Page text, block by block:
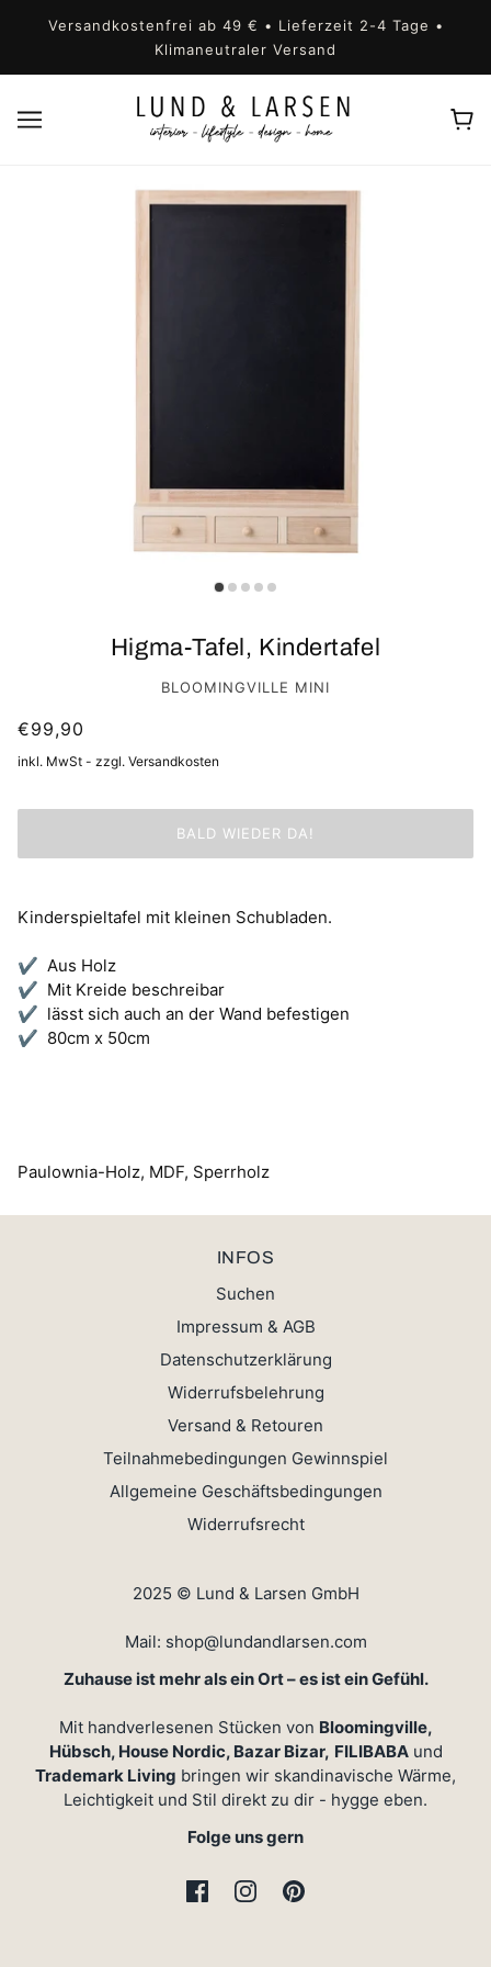
Versandkostenfrei ab 49 € • Lieferzeit 2-4 Tage •
Klimaneutraler Versand
Higma-Tafel, Kindertafel
BLOOMINGVILLE MINI
€99,90
inkl. MwSt - zzgl. Versandkosten
BALD WIEDER DA!
Kinderspieltafel mit kleinen Schubladen.
✔ Aus Holz
✔ Mit Kreide beschreibar
✔ lässt sich auch an der Wand befestigen
✔ 80cm x 50cm
Paulownia-Holz, MDF, Sperrholz
INFOS
Suchen
Impressum & AGB
Datenschutzerklärung
Widerrufsbelehrung
Versand & Retouren
Teilnahmebedingungen Gewinnspiel
Allgemeine Geschäftsbedingungen
Widerrufsrecht
2025 © Lund & Larsen GmbH
Mail: shop@lundandlarsen.com
Zuhause ist mehr als ein Ort – es ist ein Gefühl.
Mit handverlesenen Stücken von Bloomingville,
Hübsch, House Nordic, Bazar Bizar, FILIBABAund
Trademark Living bringen wir skandinavische Wärme,
Leichtigkeit und Stil direkt zu dir - hygge eben.
Folge uns gern